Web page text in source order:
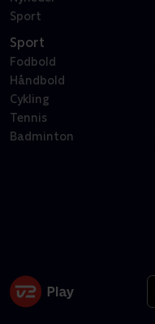
Sport
Sport
Fodbold
Håndbold
Cykling
Tennis
Badminton